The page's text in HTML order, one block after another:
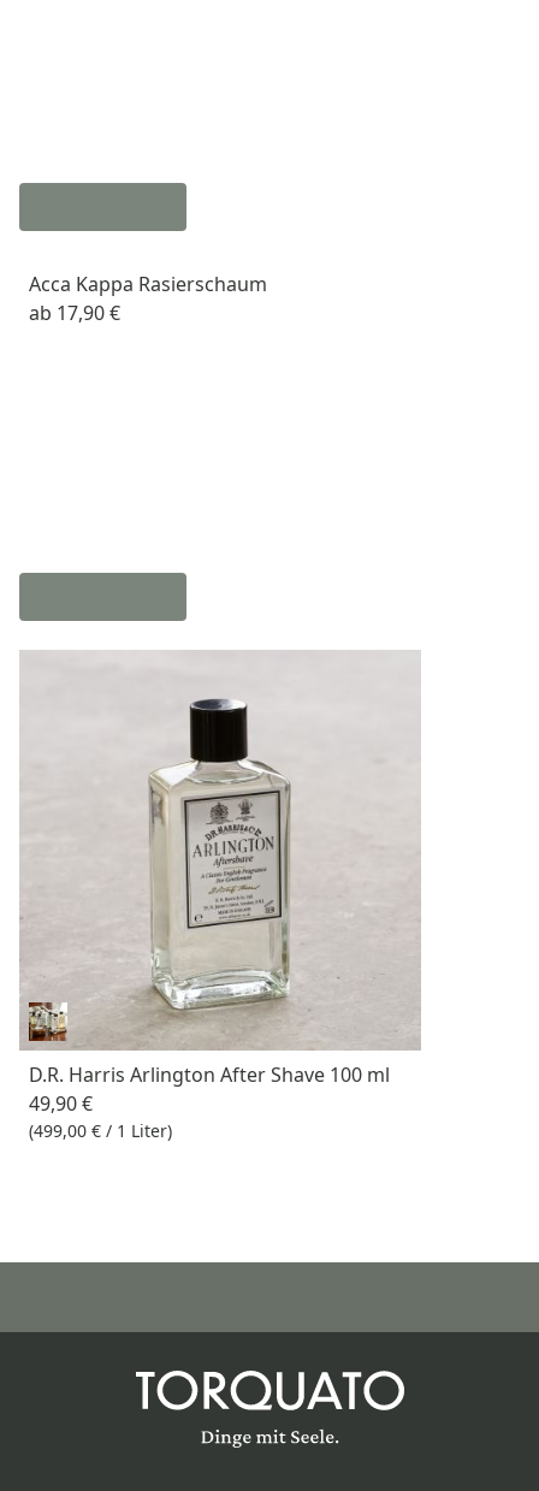
Acca Kappa Rasierschaum
ab 17,90 €
D.R. Harris Arlington After Shave 100 ml
49,90 €
(499,00 € / 1 Liter)